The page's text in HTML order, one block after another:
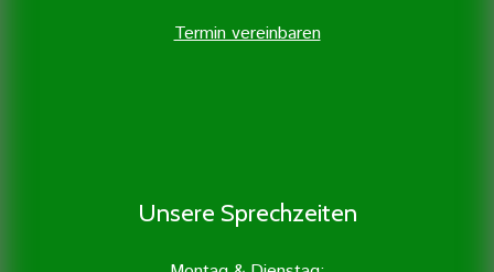
Termin vereinbaren
Unsere Sprechzeiten